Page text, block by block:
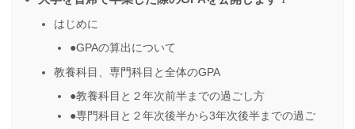
はじめに
●GPAの算出について
教養科目、専門科目と全体のGPA
●教養科目と２年次前半までの過ごし方
●専門科目と２年次後半から3年次後半までの過ご